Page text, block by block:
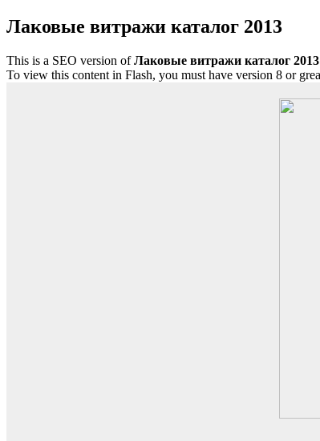
Лаковые витражи каталог 2013
This is a SEO version ofЛаковые витражи каталог 2013
To view this content in Flash, you must have version 8 or